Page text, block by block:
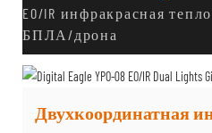
EO/IR инфракрасная
БПЛА/дрона
Двухкоординатная